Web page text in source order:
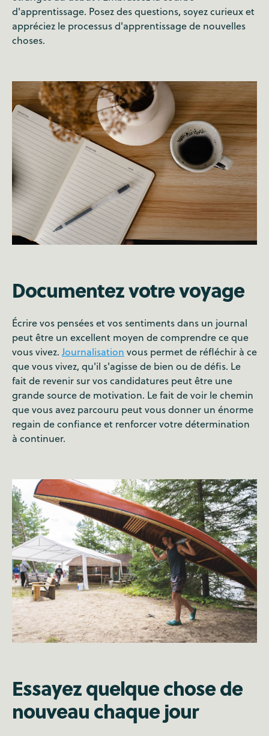
d'apprentissage. Posez des questions, soyez curieux et
appréciez le processus d'apprentissage de nouvelles
choses.
Documentez votre voyage
Écrire vos pensées et vos sentiments dans un journal
peut être un excellent moyen de comprendre ce que
vous vivez. Journalisation vous permet de réfléchir à ce
que vous vivez, qu'il s'agisse de bien ou de défis. Le
fait de revenir sur vos candidatures peut être une
grande source de motivation. Le fait de voir le chemin
que vous avez parcouru peut vous donner un énorme
regain de confiance et renforcer votre détermination
à continuer.
Essayez quelque chose de
nouveau chaque jour